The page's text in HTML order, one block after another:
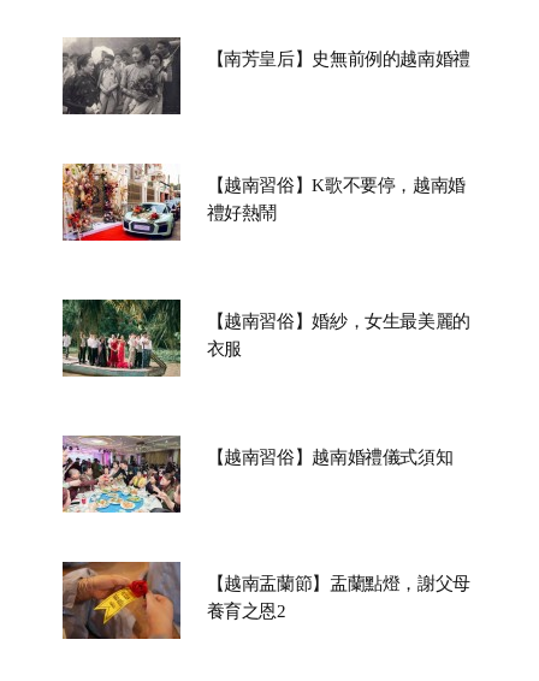
【南芳皇后】史無前例的越南婚禮
【越南習俗】K歌不要停，越南婚
禮好熱鬧
【越南習俗】婚紗，女生最美麗的
衣服
【越南習俗】越南婚禮儀式須知
【越南盂蘭節】盂蘭點燈，謝父母
養育之恩2